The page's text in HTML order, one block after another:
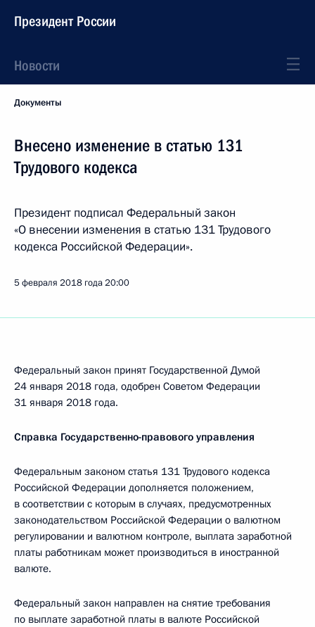
Президент России
Новости
Документы
Внесено изменение в статью 131
Трудового кодекса
Президент подписал Федеральный закон
«О внесении изменения в статью 131 Трудового
кодекса Российской Федерации».
5 февраля 2018 года20:00
Федеральный закон принят Государственной Думой
24 января 2018 года, одобрен Советом Федерации
31 января 2018 года.
Справка Государственно-правового управления
Федеральным законом статья 131 Трудового кодекса
Российской Федерации дополняется положением,
в соответствии с которым в случаях, предусмотренных
законодательством Российской Федерации о валютном
регулировании и валютном контроле, выплата заработной
платы работникам может производиться в иностранной
валюте.
Федеральный закон направлен на снятие требования
по выплате заработной платы в валюте Российской